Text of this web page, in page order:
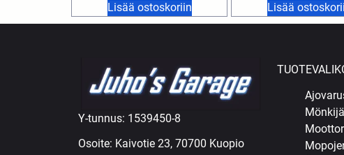
Lisää ostoskoriin Lisää
Y-tunnus: 1539450-8
Osoite: Kaivotie 23, 70700 Kuopio
Mönkijä